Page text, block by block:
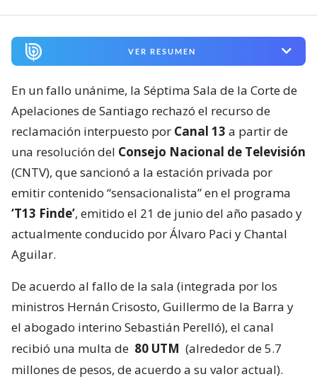
VER RESUMEN
En un fallo unánime, la Séptima Sala de la Corte de
Apelaciones de Santiago rechazó el recurso de
reclamación interpuesto por Canal 13 a partir de
una resolución del Consejo Nacional de Televisión
(CNTV), que sancionó a la estación privada por
emitir contenido “sensacionalista” en el programa
‘T13 Finde’, emitido el 21 de junio del año pasado y
actualmente conducido por Álvaro Paci y Chantal
Aguilar.
De acuerdo al fallo de la sala (integrada por los
ministros Hernán Crisosto, Guillermo de la Barra y
el abogado interino Sebastián Perelló), el canal
recibió una multa de 80 UTM (alrededor de 5.7
millones de pesos, de acuerdo a su valor actual).